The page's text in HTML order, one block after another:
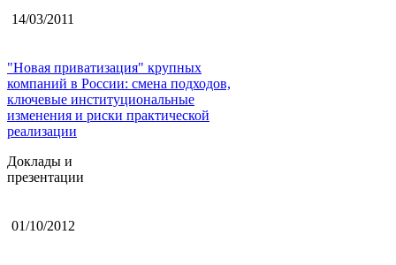
14/03/2011
"Новая приватизация" крупных
компаний в России: смена подходов,
ключевые институциональные
изменения и риски практической
реализации
Доклады и
презентации
01/10/2012